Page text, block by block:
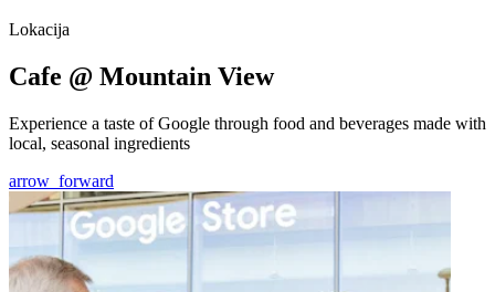
Lokacija
Cafe @ Mountain View
Experience a taste of Google through food and beverages made with
local, seasonal ingredients
arrow_forward